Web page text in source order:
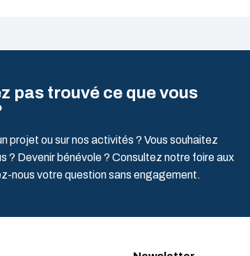
pas trouvé ce que vous
projet ou sur nos activités ? Vous souhaitez
? Devenir bénévole ? Consultez notre foire aux
nous votre question sans engagement.